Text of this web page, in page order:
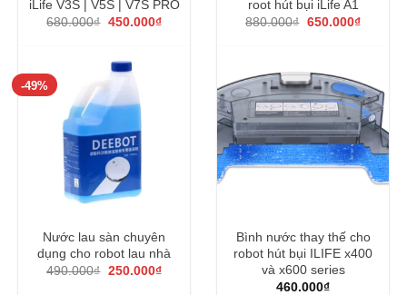
iLife V3S | V5S | V7S PRO
680.000₫ Giá
680.000₫.
450.000₫Giá
root hút bụi iLife A1
880.000₫ Giá
650.000₫Giá
-49%
Nước lau sàn chuyên
dụng cho robot lau nhà
490.000₫ Giá
250.000₫Giá
Bình nước thay thế cho
robot hút bụi ILIFE x400
và x600 series
460.000₫